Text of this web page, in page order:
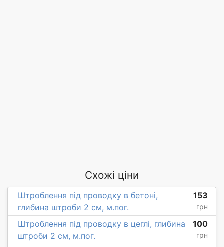
Схожі ціни
Штроблення під проводку в бетоні,
глибина штроби 2 см, м.пог.
153
грн
Штроблення під проводку в цеглі, глибина
штроби 2 см, м.пог.
100
грн